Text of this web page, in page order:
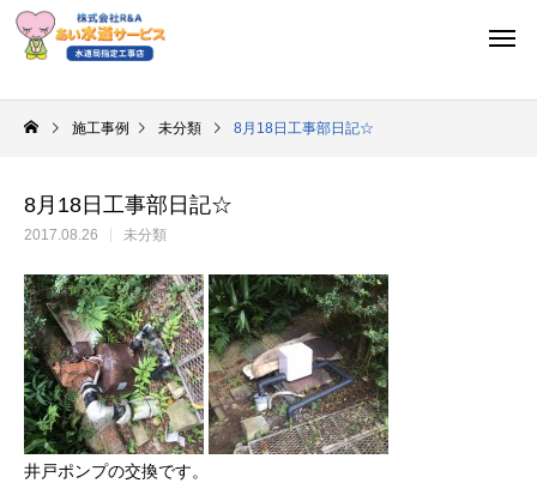
施工事例 未分類 8月18日工事部日記☆
8月18日工事部日記☆
2017.08.26 未分類
井戸ポンプの交換です。